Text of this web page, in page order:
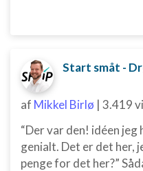
Start småt -
af Mikkel Birlø | 3.419
“Der var den! idéen
genialt. Det er det her,
penge for det her?”